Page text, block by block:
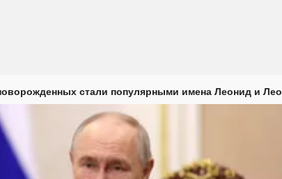
стали популярными имена Леонид и Лео